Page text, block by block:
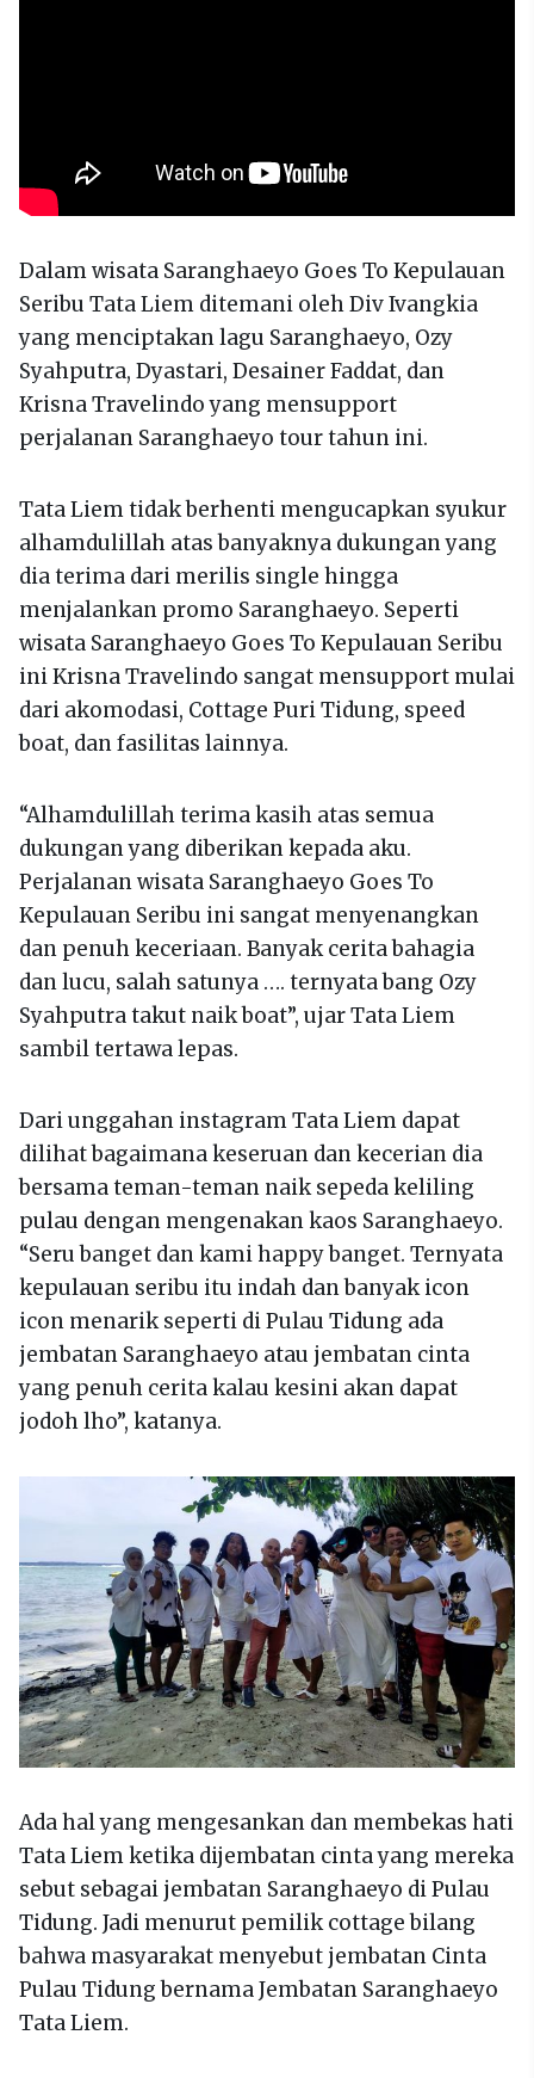
Dalam wisata Saranghaeyo Goes To Kepulauan
Seribu Tata Liem ditemani oleh Div Ivangkia
yang menciptakan lagu Saranghaeyo, Ozy
Syahputra, Dyastari, Desainer Faddat, dan
Krisna Travelindo yang mensupport
perjalanan Saranghaeyo tour tahun ini.
Tata Liem tidak berhenti mengucapkan syukur
alhamdulillah atas banyaknya dukungan yang
dia terima dari merilis single hingga
menjalankan promo Saranghaeyo. Seperti
wisata Saranghaeyo Goes To Kepulauan Seribu
ini Krisna Travelindo sangat mensupport mulai
dari akomodasi, Cottage Puri Tidung, speed
boat, dan fasilitas lainnya.
“Alhamdulillah terima kasih atas semua
dukungan yang diberikan kepada aku.
Perjalanan wisata Saranghaeyo Goes To
Kepulauan Seribu ini sangat menyenangkan
dan penuh keceriaan. Banyak cerita bahagia
dan lucu, salah satunya …. ternyata bang Ozy
Syahputra takut naik boat”, ujar Tata Liem
sambil tertawa lepas.
Dari unggahan instagram Tata Liem dapat
dilihat bagaimana keseruan dan kecerian dia
bersama teman-teman naik sepeda keliling
pulau dengan mengenakan kaos Saranghaeyo.
“Seru banget dan kami happy banget. Ternyata
kepulauan seribu itu indah dan banyak icon
icon menarik seperti di Pulau Tidung ada
jembatan Saranghaeyo atau jembatan cinta
yang penuh cerita kalau kesini akan dapat
jodoh lho”, katanya.
Ada hal yang mengesankan dan membekas hati
Tata Liem ketika dijembatan cinta yang mereka
sebut sebagai jembatan Saranghaeyo di Pulau
Tidung. Jadi menurut pemilik cottage bilang
bahwa masyarakat menyebut jembatan Cinta
Pulau Tidung bernama Jembatan Saranghaeyo
Tata Liem.